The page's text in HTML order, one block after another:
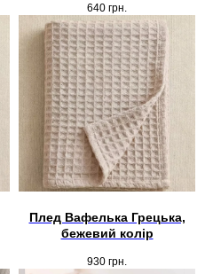
640 грн.
Плед Вафелька Грецька,
бежевий колір
930 грн.